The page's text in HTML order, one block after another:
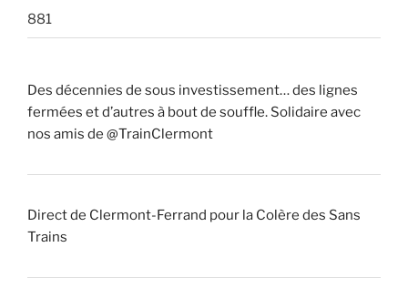
881
Des décennies de sous investissement… des lignes
fermées et d’autres à bout de souffle. Solidaire avec
nos amis de @TrainClermont
Direct de Clermont-Ferrand pour la Colère des Sans
Trains